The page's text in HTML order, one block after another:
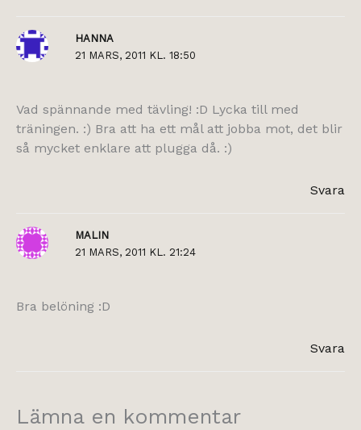
HANNA
21 MARS, 2011 KL. 18:50
Vad spännande med tävling! :D Lycka till med
träningen. :) Bra att ha ett mål att jobba mot, det blir
så mycket enklare att plugga då. :)
Svara
MALIN
21 MARS, 2011 KL. 21:24
Bra belöning :D
Svara
Lämna en kommentar